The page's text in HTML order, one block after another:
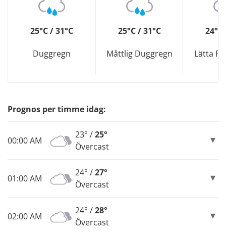
25°C / 31°C
Duggregn
25°C / 31°C
Måttlig Duggregn
24°C
Lätta
Prognos per timme idag:
00:00 AM
23° /25°
Övercast
01:00 AM
24° /27°
Övercast
02:00 AM
24° /28°
Övercast